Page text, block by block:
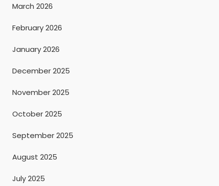
March 2026
February 2026
January 2026
December 2025
November 2025
October 2025
September 2025
August 2025
July 2025